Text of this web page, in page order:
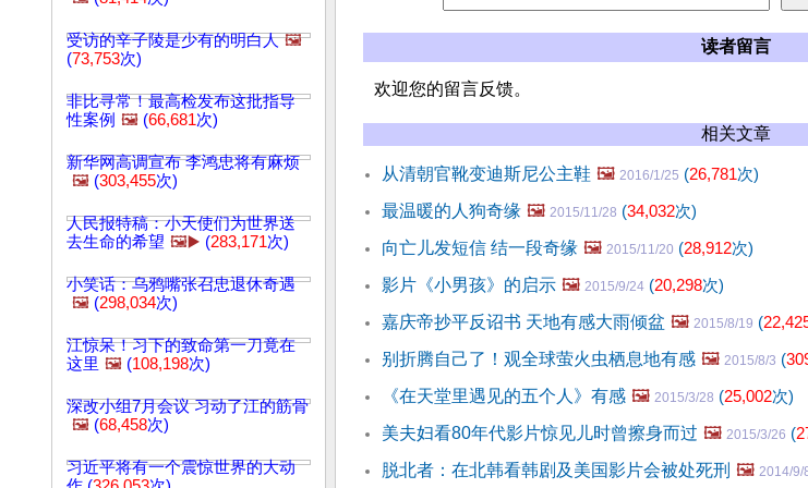
受访的辛子陵是少有的明白人 🖼️
(73,753次)
非比寻常！最高检发布这批指导
性案例 🖼️ (66,681次)
新华网高调宣布 李鸿忠将有麻烦
🖼️ (303,455次)
人民报特稿：小天使们为世界送
去生命的希望 🖼️▶️ (283,171次)
小笑话：乌鸦嘴张召忠退休奇遇
🖼️ (298,034次)
江惊呆！习下的致命第一刀竟在
这里 🖼️ (108,198次)
深改小组7月会议 习动了江的筋骨
🖼️ (68,458次)
习近平将有一个震惊世界的大动
读者留言
欢迎您的留言反馈。
相关文章
从清朝官靴变迪斯尼公主鞋 🖼️ 2016/1/25 (26,781次)
最温暖的人狗奇缘 🖼️ 2015/11/28 (34,032次)
向亡儿发短信 结一段奇缘 🖼️ 2015/11/20 (28,912次)
影片《小男孩》的启示 🖼️ 2015/9/24 (20,298次)
嘉庆帝抄平反诏书 天地有感大雨倾盆 🖼️ 2015/8/19 (
别折腾自己了！观全球萤火虫栖息地有感 🖼️ 2015/8/3 (
《在天堂里遇见的五个人》有感 🖼️ 2015/3/28 (25,002次)
美夫妇看80年代影片惊见儿时曾擦身而过 🖼️ 2015/3/26 (
脱北者：在北韩看韩剧及美国影片会被处死刑 🖼️ 2014/9/